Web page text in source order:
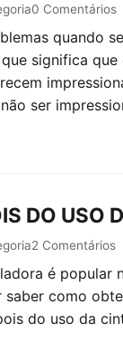
Post comments:
0 Comentários
quando
significa que
ser
DO USO
Post comments:
2 Comentários
é popular
saber como
do uso da